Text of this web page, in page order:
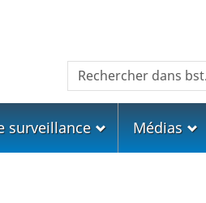
Rechercher
surveillance Médias